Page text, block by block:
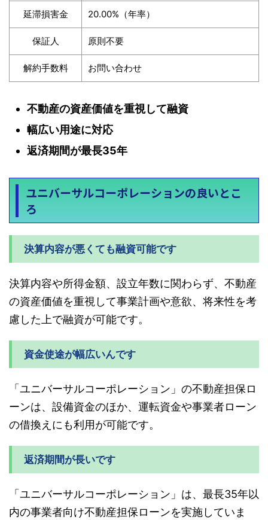
延滞損害金 20.00%（年率）
保証人 原則不要
解約手数料 お問い合わせ
不動産の資産価値を重視して融資
幅広い用途に対応
返済期間が最長35年
ユニバーサルコーポレーションの良いとこ
ろ
決算内容が悪くても融資可能です
決算内容や所得金額、設立年数に関わらず、不動産
の資産価値を重視して事業計画や意欲、将来性を考
慮した上で融資が可能です。
資金使途が幅広いんです
「ユニバーサルコーポレーション」の不動産担保ロ
ーンは、設備資金のほか、運転資金や事業者ローン
の借換えにも利用が可能です。
返済期間が長いです
「ユニバーサルコーポレーション」は、最長35年以
内の事業者向け不動産担保ローンを実施していま